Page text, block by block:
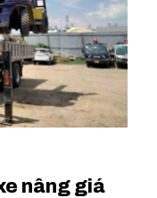
nâng giá